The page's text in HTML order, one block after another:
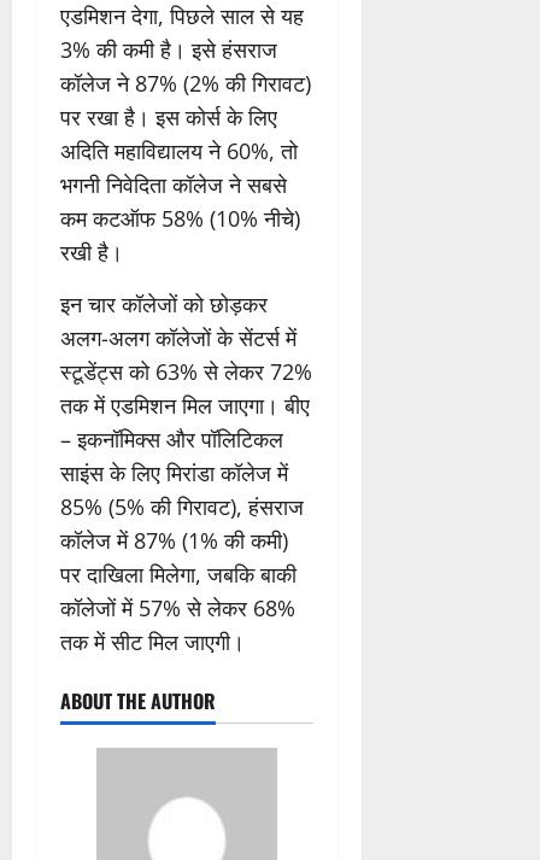
एडमिशन देगा, पिछले साल से यह
3% की कमी है। इसे हंसराज
कॉलेज ने 87% (2% की गिरावट)
पर रखा है। इस कोर्स के लिए
अदिति महाविद्यालय ने 60%, तो
भगनी निवेदिता कॉलेज ने सबसे
कम कटऑफ 58% (10% नीचे)
रखी है।
इन चार कॉलेजों को छोड़कर
अलग-अलग कॉलेजों के सेंटर्स में
स्टूडेंट्स को 63% से लेकर 72%
तक में एडमिशन मिल जाएगा। बीए
– इकनॉमिक्स और पॉलिटिकल
साइंस के लिए मिरांडा कॉलेज में
85% (5% की गिरावट), हंसराज
कॉलेज में 87% (1% की कमी)
पर दाखिला मिलेगा, जबकि बाकी
कॉलेजों में 57% से लेकर 68%
तक में सीट मिल जाएगी।
ABOUT THE AUTHOR